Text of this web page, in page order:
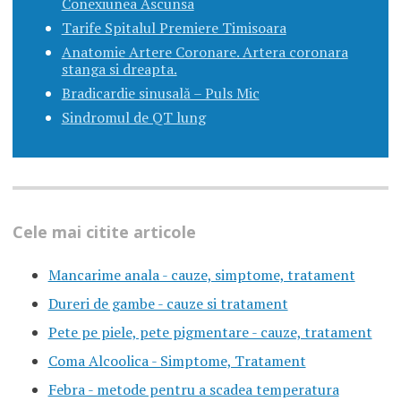
Conexiunea Ascunsa
Tarife Spitalul Premiere Timisoara
Anatomie Artere Coronare. Artera coronara
stanga si dreapta.
Bradicardie sinusală – Puls Mic
Sindromul de QT lung
Cele mai citite articole
Mancarime anala - cauze, simptome, tratament
Dureri de gambe - cauze si tratament
Pete pe piele, pete pigmentare - cauze, tratament
Coma Alcoolica - Simptome, Tratament
Febra - metode pentru a scadea temperatura